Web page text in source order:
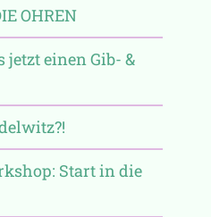
OHREN
jetzt einen Gib- &
Start in die